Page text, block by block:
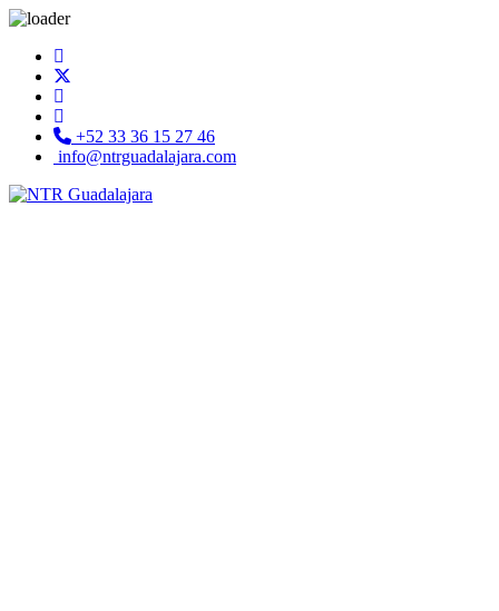
+52 33 36 15 27 46
info@ntrguadalajara.com